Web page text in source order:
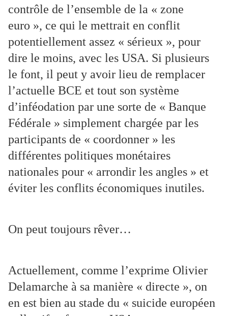
contrôle de l’ensemble de la « zone
euro », ce qui le mettrait en conflit
potentiellement assez « sérieux », pour
dire le moins, avec les USA. Si plusieurs
le font, il peut y avoir lieu de remplacer
l’actuelle BCE et tout son système
d’inféodation par une sorte de « Banque
Fédérale » simplement chargée par les
participants de « coordonner » les
différentes politiques monétaires
nationales pour « arrondir les angles » et
éviter les conflits économiques inutiles.
On peut toujours rêver…
Actuellement, comme l’exprime Olivier
Delamarche à sa manière « directe », on
en est bien au stade du « suicide européen